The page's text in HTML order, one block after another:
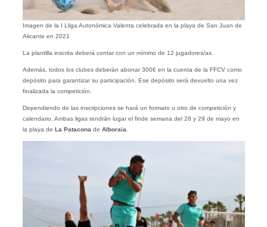
Imagen de la I Lliga Autonòmica Valenta celebrada en la playa de San Juan de
Alicante en 2021
La plantilla inscrita deberá contar con un mínimo de 12 jugadores/as.
Además, todos los clubes deberán abonar 300€ en la cuenta de la FFCV como
depósito para garantizar su participación. Ese depósito será devuelto una vez
finalizada la competición.
Dependiendo de las inscripciones se hará un formato u otro de competición y
calendario. Ambas ligas tendrán lugar el finde semana del 28 y 29 de mayo en
la playa de La Patacona de Alboraia